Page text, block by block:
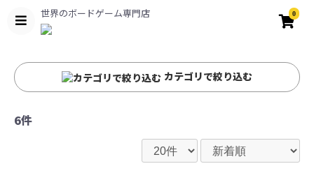
世界のボードゲーム専門店 0
カテゴリで絞り込む
6件